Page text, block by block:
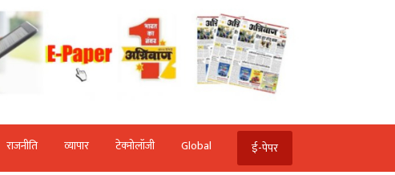
राजनीति व्‍यापार टेक्‍नोलॉजी Global ई-पेपर